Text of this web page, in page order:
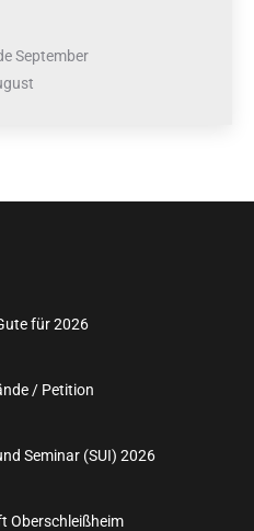
September
für 2026
/ Petition
Seminar (SUI) 2026
Oberschleißheim